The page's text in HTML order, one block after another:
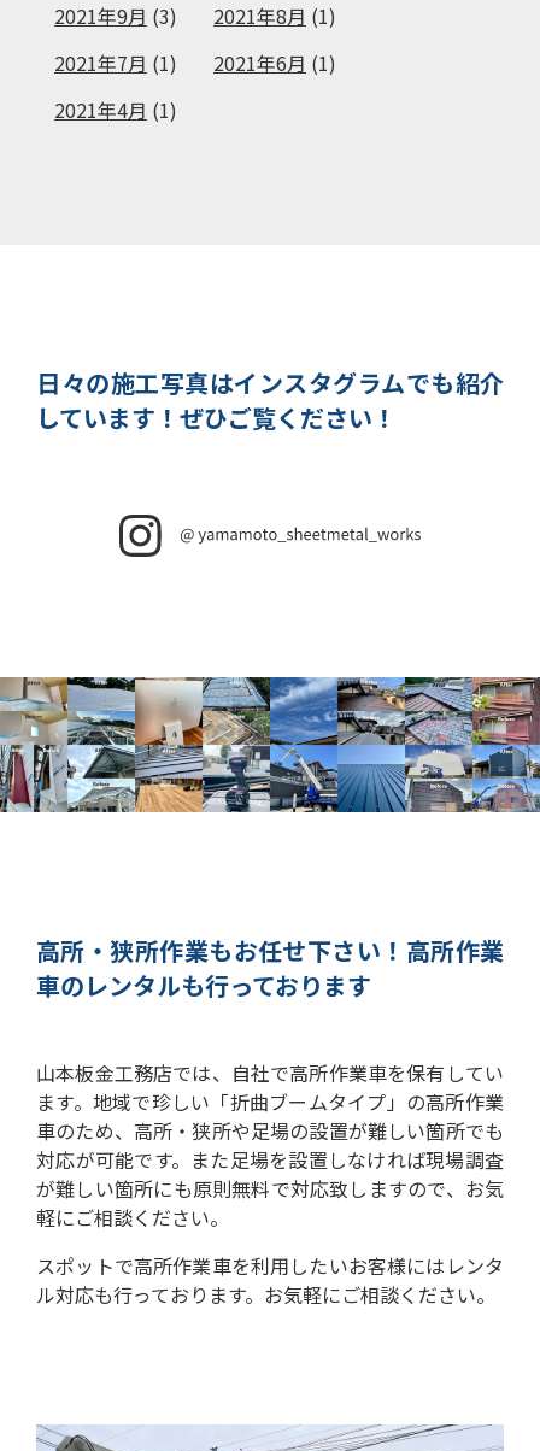
2021年9月 (3) 2021年8月 (1)
2021年7月 (1) 2021年6月 (1)
2021年4月 (1)
日々の施工写真はインスタグラムでも紹介
しています！ ぜひご覧ください！
高所・狭所作業もお任せ下さい！ 高所作業
車のレンタルも行っております
山本板金工務店では、自社で高所作業車を保有してい
ます。 地域で珍しい「折曲ブームタイプ」の高所作業
車のため、高所・狭所や足場の設置が難しい箇所でも
対応が可能です。 また足場を設置しなければ現場調査
が難しい箇所にも原則無料で対応致しますので、お気
軽にご相談ください。
スポットで高所作業車を利用したいお客様にはレンタ
ル対応も行っております。お気軽にご相談ください。